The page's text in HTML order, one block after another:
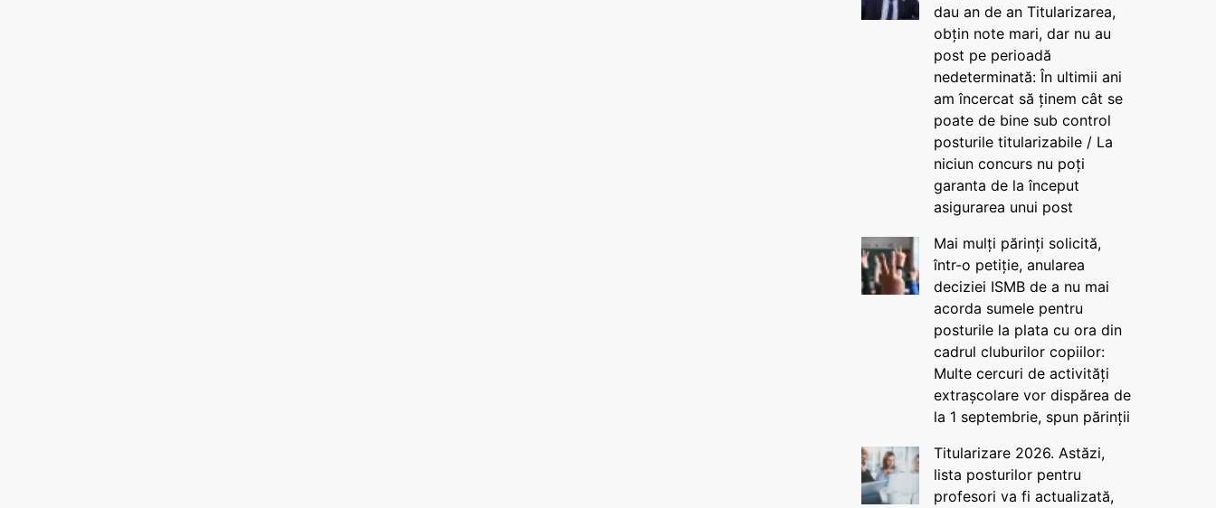
dau an de an Titularizarea,
obțin note mari, dar nu au
post pe perioadă
nedeterminată: În ultimii ani
am încercat să ținem cât se
poate de bine sub control
posturile titularizabile / La
niciun concurs nu poți
garanta de la început
asigurarea unui post
Mai mulți părinți solicită,
într-o petiție, anularea
deciziei ISMB de a nu mai
acorda sumele pentru
posturile la plata cu ora din
cadrul cluburilor copiilor:
Multe cercuri de activități
extrașcolare vor dispărea de
la 1 septembrie, spun părinții
Titularizare 2026. Astăzi,
lista posturilor pentru
profesori va fi actualizată,